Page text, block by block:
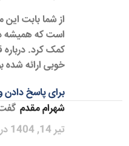
از شما بابت
است که همیشه
کمک کرد.
خوبی ارائه شده
برای پاسخ دادن
شهرام مقدم
تیر 14, 1404 در 12:06 ب.ظ